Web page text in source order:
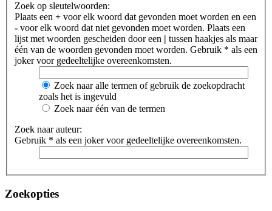
Zoek op sleutelwoorden:
Plaats een + voor elk woord dat gevonden moet worden en een
- voor elk woord dat niet gevonden moet worden. Plaats een
lijst met woorden gescheiden door een | tussen haakjes als maar
één van de woorden gevonden moet worden. Gebruik * als een
joker voor gedeeltelijke overeenkomsten.
Zoek naar alle termen of gebruik de zoekopdracht
zoals het is ingevuld
Zoek naar één van de termen
Zoek naar auteur:
Gebruik * als een joker voor gedeeltelijke overeenkomsten.
Zoekopties